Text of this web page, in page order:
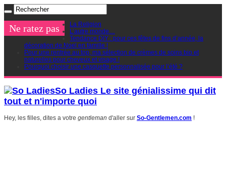
Ne ratez pas
La Religion
L’autre monde…
Tendance DIY : pour ces fêtes de fins d’année, la
décoration de Noel en famille !
Pour une rentrée au top, ma sélection de crèmes de soins bio et
naturelles pour cheveux et visage !
Pourquoi choisir une casquette personnalisée pour l’été ?
So Ladies Le site génialissime qui dit
tout et n'importe quoi
Hey, les filles, dites a votre gentleman d'aller sur So-Gentlemen.com !